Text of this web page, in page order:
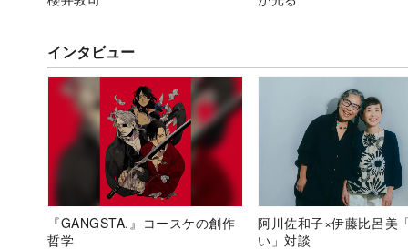
インタビュー
『GANGSTA.』コースケの創作
哲学
阿川佐和子×伊藤比呂美
い」対談